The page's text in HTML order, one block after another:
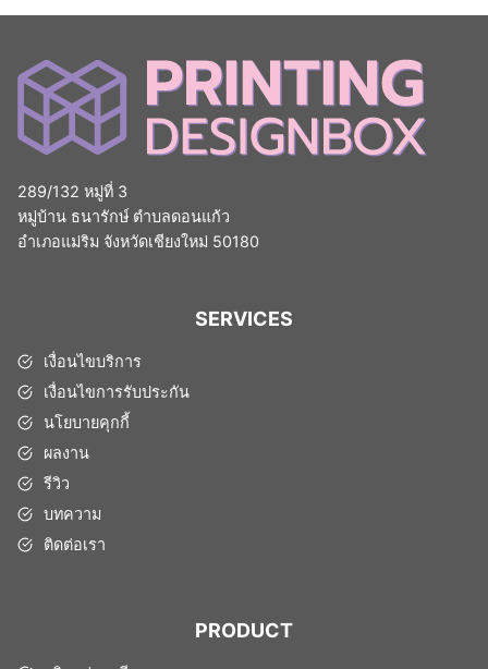
289/132 หมู่ที่ 3
หมู่บ้าน ธนารักษ์ ตำบลดอนแก้ว
อำเภอแม่ริม จังหวัดเชียงใหม่ 50180
SERVICES
เงื่อนไขบริการ
เงื่อนไขการรับประกัน
นโยบายคุกกี้
ผลงาน
รีวิว
บทความ
ติดต่อเรา
PRODUCT